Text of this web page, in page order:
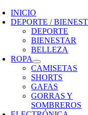
INICIO
DEPORTE /
DEPORTE
BIENESTAR
BELLEZA
ROPA
CAMISETAS
SHORTS
GAFAS
GORRAS Y
SOMBREROS